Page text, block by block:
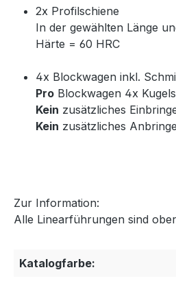
2x Profilschiene
In der gewählten Länge
Härte = 60 HRC
4x Blockwagen inkl.
Pro Blockwagen 4x
Kein zusätzliches
Kein zusätzliches
Zur Information:
Alle Linearführungen sind
Katalogfarbe: